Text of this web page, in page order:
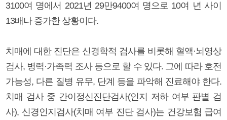
3100여 명에서 2021년 29만9400여 명으로 10여 년 사이
13배나 증가한 상황이다.
치매에 대한 진단은 신경학적 검사를 비롯해 혈액·뇌영상
검사, 병력·가족력 조사 등으로 할 수 있다. 그에 따라 호전
가능성, 다른 질병 유무, 단계 등을 파악해 진료해야 한다.
치매 검사 중 간이정신진단검사(인지 저하 여부 판별 검
사), 신경인지검사(치매 여부 진단 검사)는 건강보험 급여